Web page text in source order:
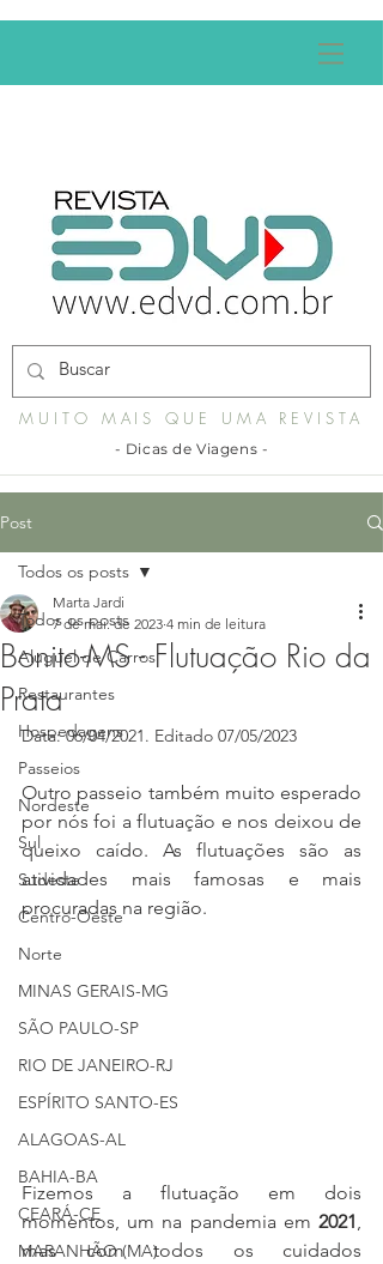
MUITO MAIS QUE UMA REVISTA
- Dicas de Viagens -
Post
Todos os posts
Aluguel de Carros
Restaurantes
Hospedagens
Passeios
Nordeste
Sul
Sudeste
Centro-Oeste
Norte
MINAS GERAIS-MG
SÃO PAULO-SP
RIO DE JANEIRO-RJ
ESPÍRITO SANTO-ES
ALAGOAS-AL
BAHIA-BA
CEARÁ-CE
MARANHÃO (MA)
Todos os posts
Bonito-MS - Flutuação Rio da
Prata
Marta Jardi
7 de mai. de 2023 4 min de leitura
Data: 06/04/2021. Editado 07/05/2023
Outro passeio também muito esperado
por nós foi a flutuação e nos deixou de
queixo caído. As flutuações são as
atividades mais famosas e mais
procuradas na região.
Fizemos a flutuação em dois
momentos, um na pandemia em 2021,
mas com todos os cuidados